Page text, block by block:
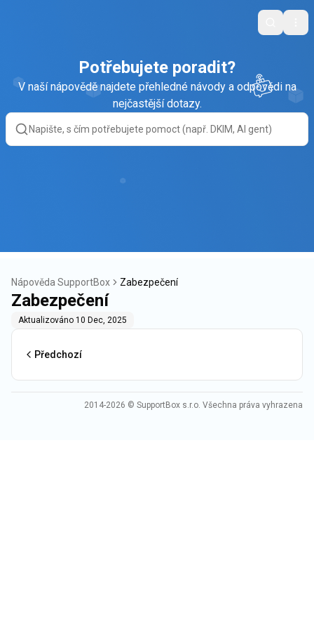
Search
Potřebujete poradit?
V naší nápovědě najdete přehledné návody a odpovědi na
nejčastější dotazy.
Nápověda SupportBox Zabezpečení
Zabezpečení
Aktualizováno 10 Dec, 2025
Předchozí
2014-2026 © SupportBox s.r.o. Všechna práva vyhrazena